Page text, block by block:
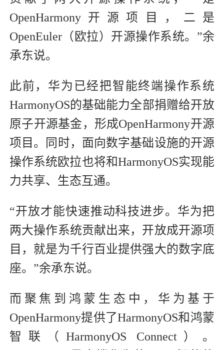
OpenHarmony开源项目，二是
OpenEuler（欧拉）开源操作系统。”余
承东说。
此前，华为已经把智能终端操作系统
HarmonyOS的基础能力全部捐赠给开放
原子开源基金，形成OpenHarmony开源
项目。同时，面向数字基础设施的开源
操作系统欧拉也将和HarmonyOS实现能
力共享、生态互通。
“开放才能快速推动科技进步。华为把
两大操作系统贡献出来，开放成开源项
目，就是为千行百业提供强大的数字底
座。”余承东说。
而聚焦到鸿蒙生态中，华为基于
OpenHarmony提供了HarmonyOS和鸿蒙
智联（HarmonyOS Connect）。